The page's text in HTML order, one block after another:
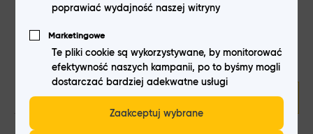
Dołącz do newslettera!
Wyślij
poprawiać wydajność naszej witryny
Marketingowe
Te pliki cookie są wykorzystywane, by monitorować
efektywność naszych kampanii, po to byśmy mogli
dostarczać bardziej adekwatne usługi
Zaakceptuj wybrane